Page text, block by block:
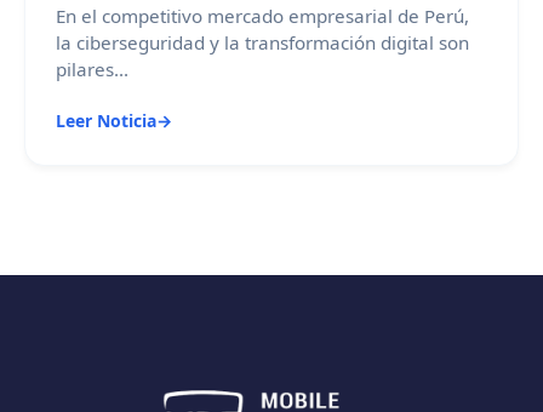
En el competitivo mercado empresarial de Perú,
la ciberseguridad y la transformación digital son
pilares...
Leer Noticia→